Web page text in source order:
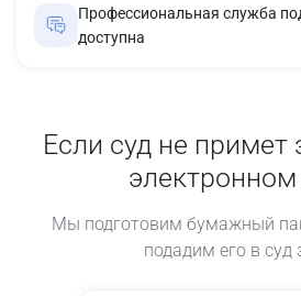
Профессиональная служба
доступна
Если суд не примет
Мы подготовим бумажный
подадим его в суд